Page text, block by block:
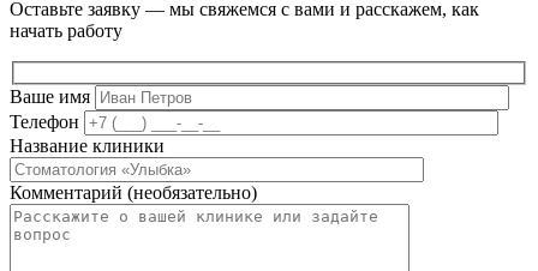
Оставьте заявку — мы свяжемся с вами и расскажем, как
начать работу
Ваше имя
Телефон
Название клиники
Комментарий (необязательно)